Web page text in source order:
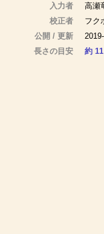
入力者
高瀬
校正者
フク
公開 / 更新
長さの目安
約